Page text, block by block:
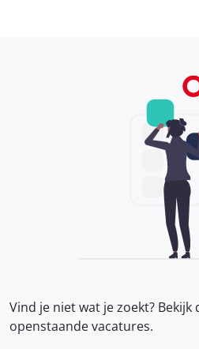
Vind je niet wat je zoekt? Bekijk
openstaande vacatures.